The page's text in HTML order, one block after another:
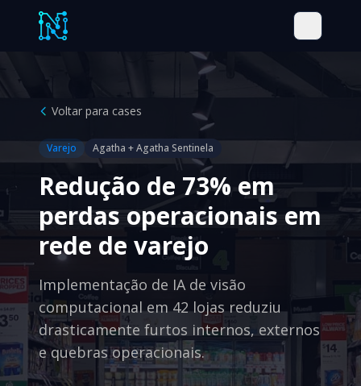
Voltar para cases
Varejo Agatha + Agatha Sentinela
Redução de 73% em
perdas operacionais em
rede de varejo
Implementação de IA de visão
computacional em 42 lojas reduziu
drasticamente furtos internos, externos
e quebras operacionais.